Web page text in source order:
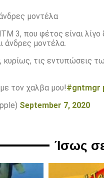
μοντέλα
3, που φέτος είναι
άνδρες μοντέλα.
κυρίως, τις εντυπώσεις
τον χαλβα μου!#gntmgr
September 7, 2020
Ίσως